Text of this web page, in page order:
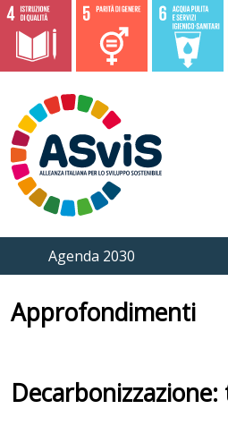
Agenda 2030
Approfondimenti